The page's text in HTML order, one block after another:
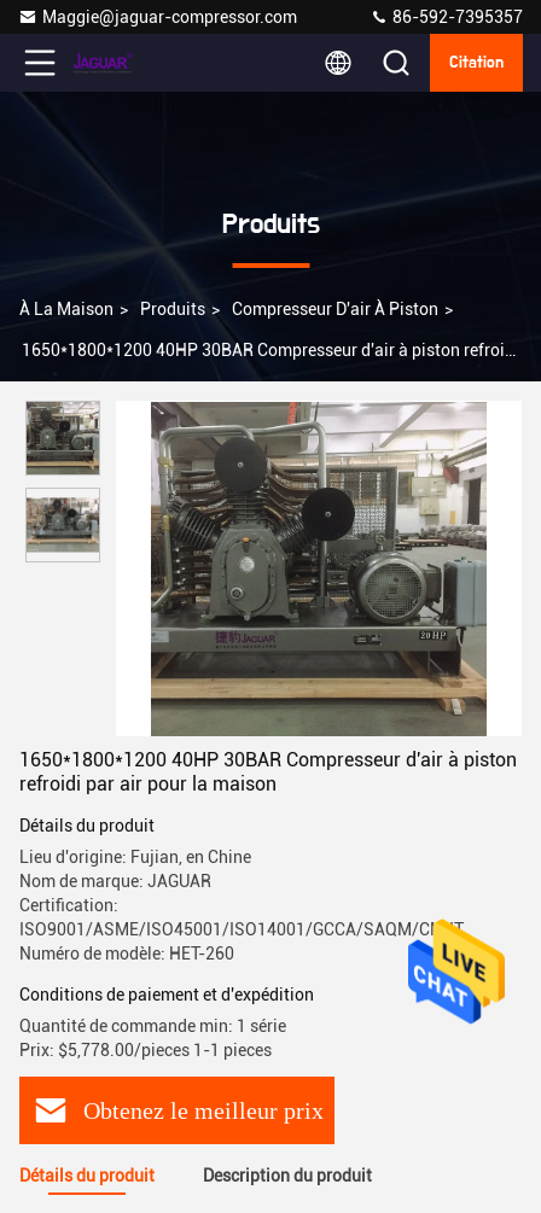
Maggie@jaguar-compressor.com 86-592-7395357
Citation
Produits
À La Maison > Produits > Compresseur D'air À Piston >
1650*1800*1200 40HP 30BAR Compresseur d'air à piston refroidi
1650*1800*1200 40HP 30BAR Compresseur d'air à piston
refroidi par air pour la maison
Détails du produit
Lieu d'origine: Fujian, en Chine
Nom de marque: JAGUAR
Certification:
ISO9001/ASME/ISO45001/ISO14001/GCCA/SAQM/CMIIT
Numéro de modèle: HET-260
Conditions de paiement et d'expédition
Quantité de commande min: 1 série
Prix: $5,778.00/pieces 1-1 pieces
Obtenez le meilleur prix
Détails du produit Description du produit